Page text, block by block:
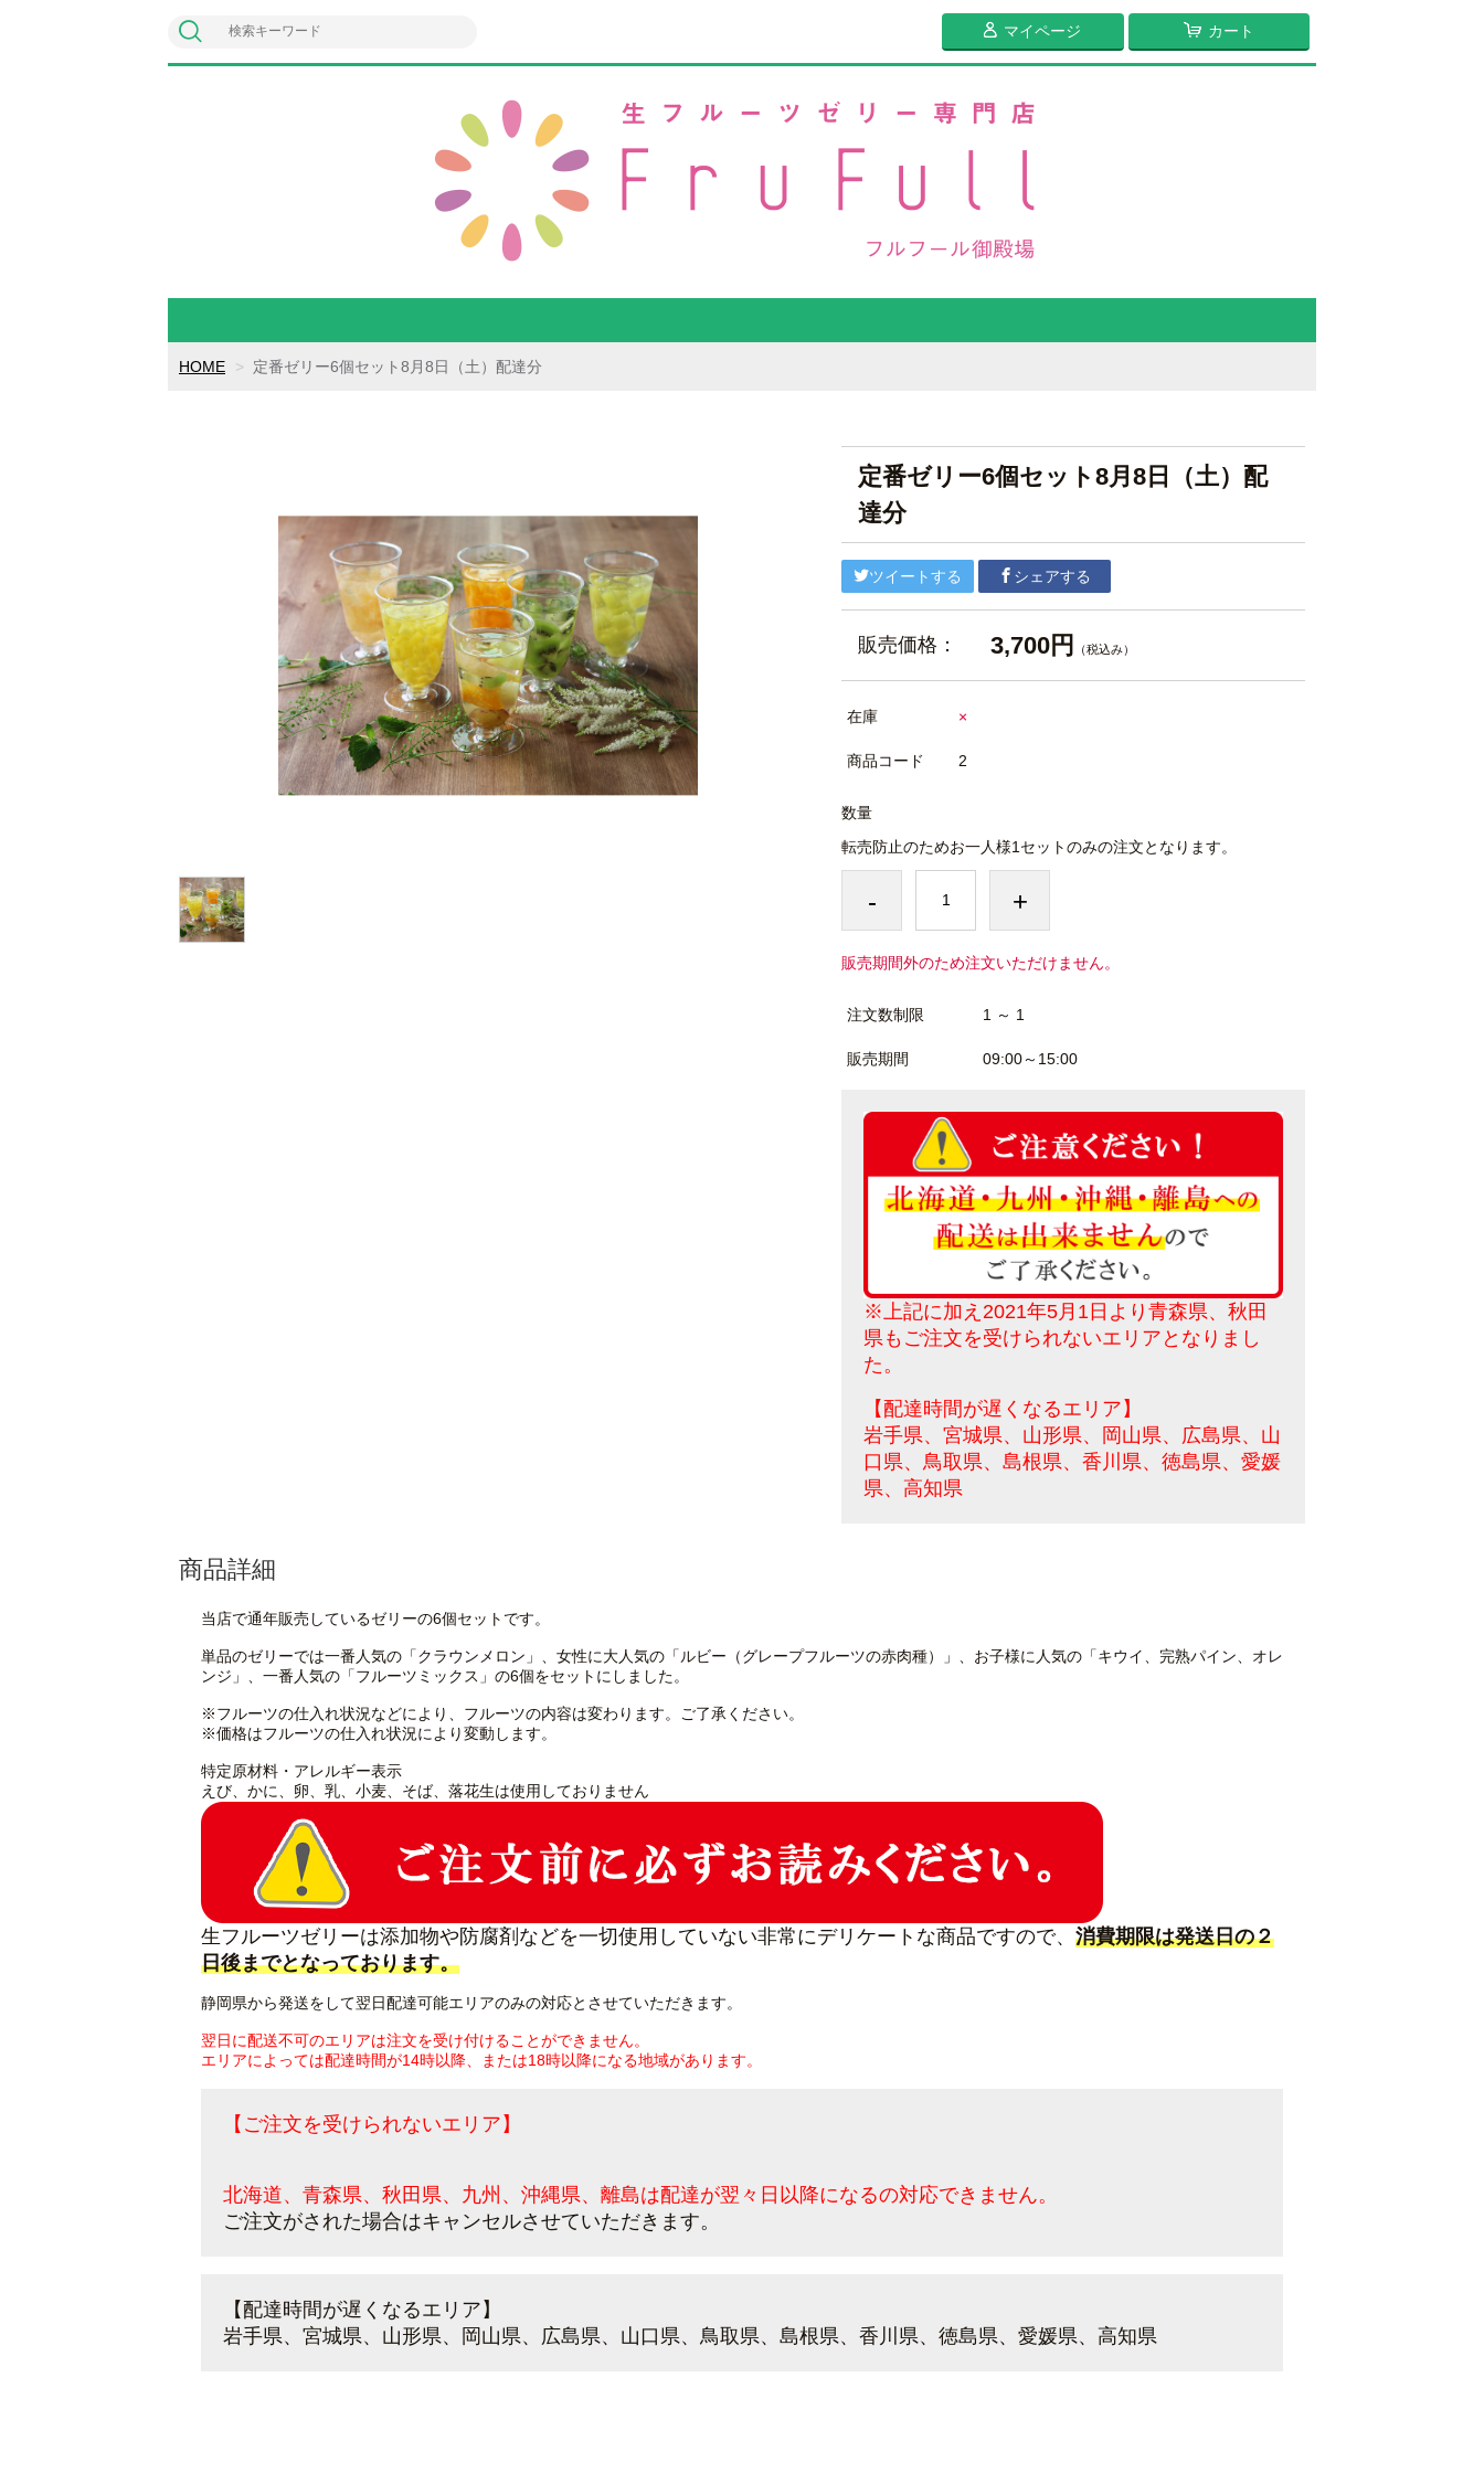
マイページ カート
HOME 定番ゼリー6個セット8月8日（土）配達分
定番ゼリー6個セット8月8日（土）配
達分
ツイートする シェアする
販売価格： 3,700円 （税込み）
在庫 ×
商品コード 2
数量
転売防止のためお一人様1セットのみの注文となります。
- +
販売期間外のため注文いただけません。
注文数制限 1 ～ 1
販売期間 09:00～15:00
※上記に加え2021年5月1日より 青森県、秋田
県も ご注文を受けられないエリアとなりまし
た。
【配達時間が遅くなるエリア】
岩手県、宮城県、山形県、岡山県、広島県、山
口県、鳥取県、島根県、香川県、徳島県、愛媛
県、高知県
商品詳細
当店で通年販売しているゼリーの6個セットです。
単品のゼリーでは一番人気の「クラウンメロン」、女性に大人気の「ルビー（グレープフルーツの赤肉種）」、お子様に人気の「キウイ、完熟パイン、オレ
ンジ」、一番人気の「フルーツミックス」の6個をセットにしました。
※フルーツの仕入れ状況などにより、フルーツの内容は変わります。ご了承ください。
※価格はフルーツの仕入れ状況により変動します。
特定原材料・アレルギー表示
えび、かに、卵、乳、小麦、そば、落花生は使用しておりません
生フルーツゼリーは添加物や防腐剤などを一切使用していない非常にデリケートな商品ですので、 消費期限は発送日の２
日後までとなっております。
静岡県から発送をして翌日配達可能エリアのみの対応とさせていただきます。
翌日に配送不可のエリアは注文を受け付けることができません。
エリアによっては配達時間が14時以降、または18時以降になる地域があります。
【ご注文を受けられないエリア】
北海道、青森県、秋田県、九州、沖縄県、離島は配達が翌々日以降になるの対応できません。
ご注文がされた場合はキャンセルさせていただきます。
【配達時間が遅くなるエリア】
岩手県、宮城県、山形県、岡山県、広島県、山口県、鳥取県、島根県、香川県、徳島県、愛媛県、高知県